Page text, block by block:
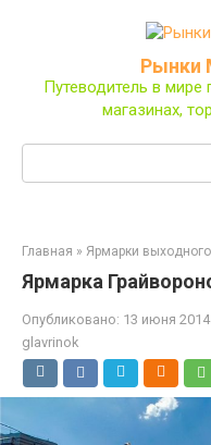
Рынки
Путеводитель в мире
магазинах,
Главная » Ярмарки
Ярмарка
Опубликовано: 13 июня 2014
glavrinok